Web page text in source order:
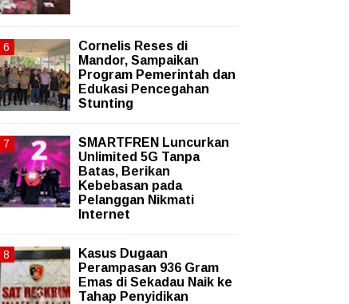
Cornelis Reses di
Mandor, Sampaikan
Program Pemerintah dan
Edukasi Pencegahan
Stunting
SMARTFREN Luncurkan
Unlimited 5G Tanpa
Batas, Berikan
Kebebasan pada
Pelanggan Nikmati
Internet
Kasus Dugaan
Perampasan 936 Gram
Emas di Sekadau Naik ke
Tahap Penyidikan